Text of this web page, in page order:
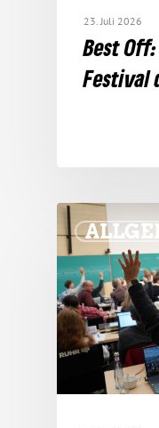
23. Juli 2026
Best
Festival